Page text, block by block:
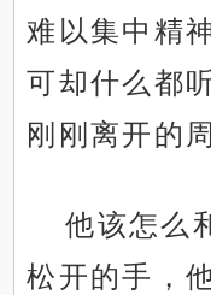
难以集中精
可却什么都
刚刚离开的
他该怎么
松开的手，